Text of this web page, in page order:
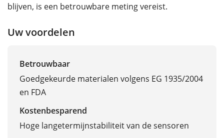
blijven, is een betrouwbare meting vereist.
Uw voordelen
Betrouwbaar
Goedgekeurde materialen volgens EG 1935/2004
en FDA
Kostenbesparend
Hoge langetermijnstabiliteit van de sensoren